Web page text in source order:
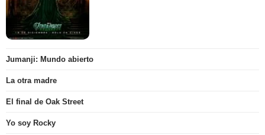
Jumanji: Mundo abierto
La otra madre
El final de Oak Street
Yo soy Rocky